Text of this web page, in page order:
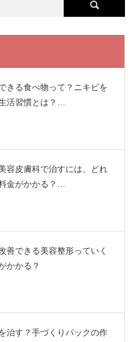
きる食べ物って？ニキビを
活習慣とは？…
容皮膚科で治すには、どれ
金がかかる？…
善できる美容整形っていく
かかる？
治す？手づくりパックの作